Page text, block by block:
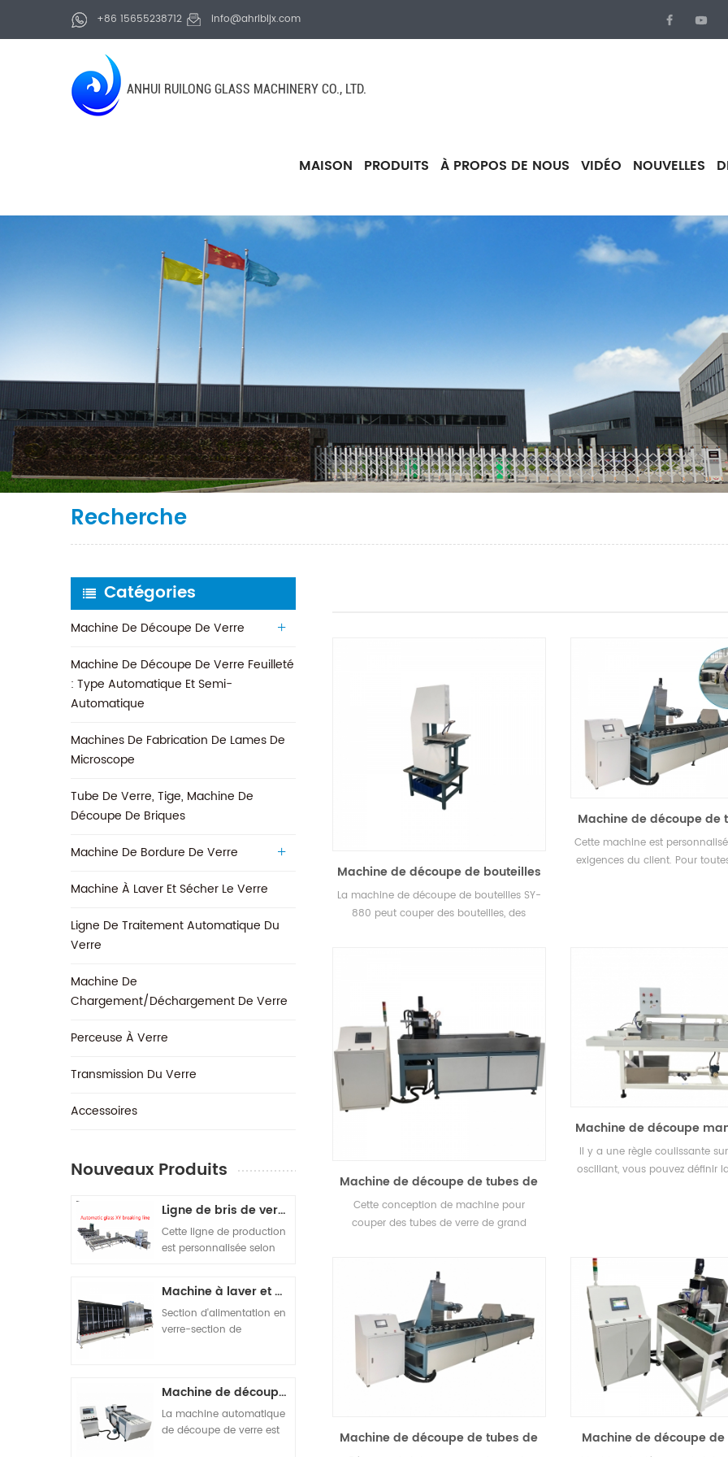
+86 15655238712 info@ahrlbljx.com
ANHUI RUILONG GLASS MACHINERY CO., LTD.
MAISON PRODUITS À PROPOS DE NOUS VIDÉO NOUVELLES
Recherche
Catégories
Machine De Découpe De Verre
Machine De Découpe De Verre Feuilleté
: Type Automatique Et Semi-
Automatique
Machines De Fabrication De Lames De
Microscope
Tube De Verre, Tige, Machine De
Découpe De Briques
Machine De Bordure De Verre
Machine À Laver Et Sécher Le Verre
Ligne De Traitement Automatique Du
Verre
Machine De
Chargement/déchargement De Verre
Perceuse À Verre
Transmission Du Verre
‎Accessoires
Nouveaux Produits
Ligne de bris de verre automatique
Cette ligne de production
est personnalisée selon
composées. La
composition de la
machine est la suivante :
découpe de verre
automatique SY-4028. 3
Machine à casser
Machine à laver et à sécher verticale ouverte sur le dessus
Section d'alimentation en
verre-section de
décharge-section
d'inspection adjointe.
Machine de découpe de vitrocéramique
La machine automatique
de découpe de verre est
Machine de découpe de bouteilles
SY-880
La machine de découpe de bouteilles SY-
880 peut couper des bouteilles, des
Machine de découpe de
verre - pour gros
Cette machine est
exigences du client. Pour
Machine de découpe de tubes de
verre rotative
Cette conception de machine pour
couper des tubes de verre de grand
alimentera et coupera automatiquement
Machine de découpe
tubes ou de tiges de
Il y a une règle coulissante
oscillant, vous pouvez définir
Machine de découpe de tubes de
Machine de découpe